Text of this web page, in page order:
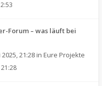
Forum – was läuft bei
21:28 in Eure Projekte